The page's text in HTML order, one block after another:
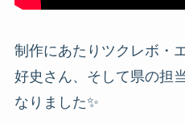
制作にあたりツクレボ・
好史さん、そして県の担
なりました✨